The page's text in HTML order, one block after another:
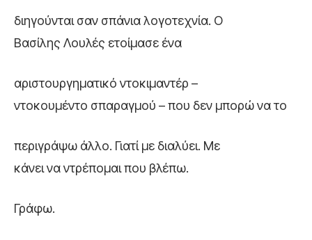
διηγούνται σαν σπάνια λογοτεχνία. Ο
Βασίλης Λουλές ετοίμασε ένα
αριστουργηματικό ντοκιμαντέρ –
ντοκουμέντο σπαραγμού – που δεν μπορώ να το
περιγράψω άλλο. Γιατί με διαλύει. Με
κάνει να ντρέπομαι που βλέπω.
Γράφω.